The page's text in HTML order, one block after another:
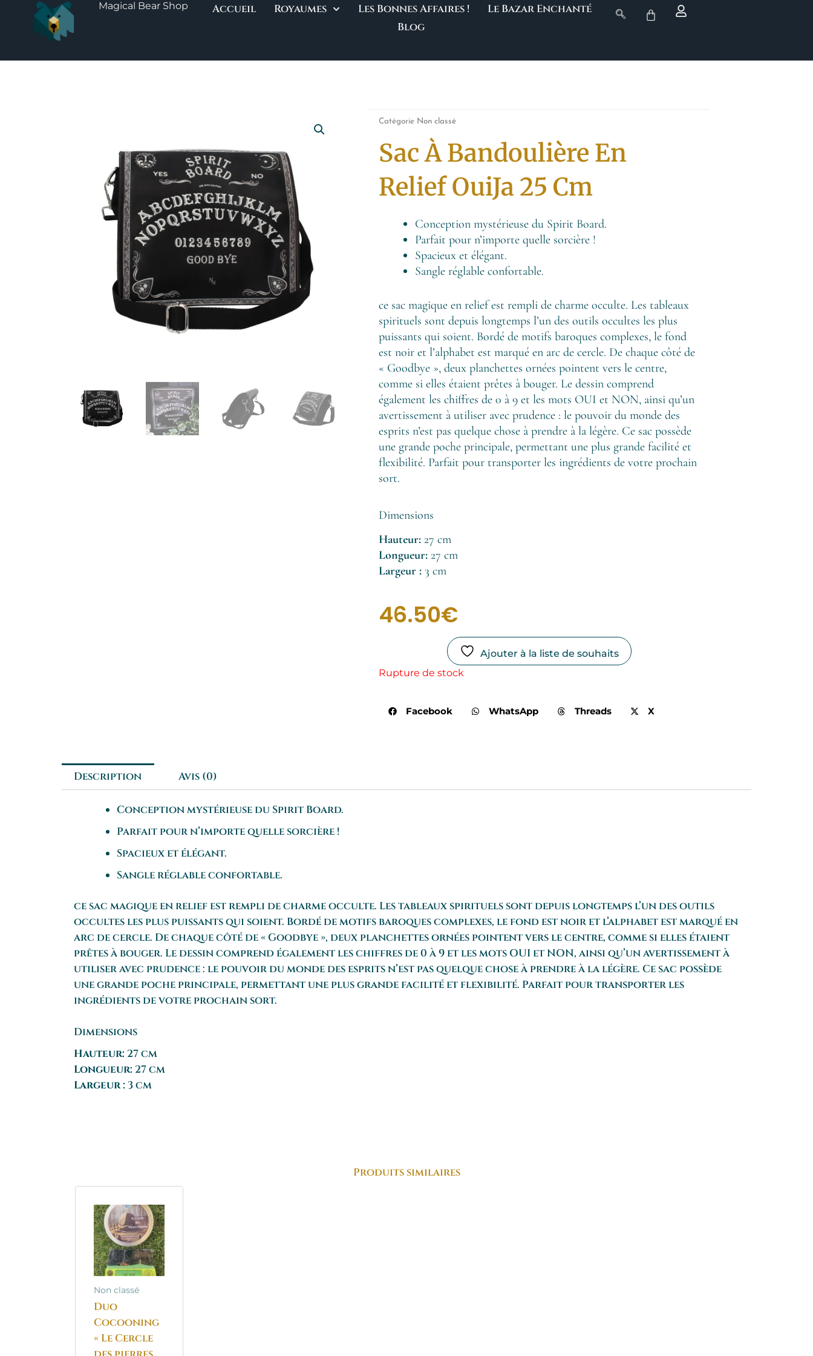
Magical Bear Shop Accueil Royaumes Les Bonnes Affaires !
Le Bazar Enchanté
Blog
Catégorie Non classé
Sac À Bandoulière En
Relief OuiJa 25 Cm
Conception mystérieuse du Spirit Board.
Parfait pour n’importe quelle sorcière !
Spacieux et élégant.
Sangle réglable confortable.
ce sac magique en relief est rempli de charme occulte. Les tableaux
spirituels sont depuis longtemps l’un des outils occultes les plus
puissants qui soient. Bordé de motifs baroques complexes, le fond
est noir et l’alphabet est marqué en arc de cercle. De chaque côté de
« Goodbye », deux planchettes ornées pointent vers le centre,
comme si elles étaient prêtes à bouger. Le dessin comprend
également les chiffres de 0 à 9 et les mots OUI et NON, ainsi qu’un
avertissement à utiliser avec prudence : le pouvoir du monde des
esprits n’est pas quelque chose à prendre à la légère. Ce sac possède
une grande poche principale, permettant une plus grande facilité et
flexibilité. Parfait pour transporter les ingrédients de votre prochain
sort.
Dimensions
Hauteur:27 cm
Longueur:27 cm
Largeur :3 cm
46.50€
Ajouter à la liste de souhaits
Rupture de stock
Facebook WhatsApp Threads X
Description Avis (0)
Conception mystérieuse du Spirit Board.
Parfait pour n’importe quelle sorcière !
Spacieux et élégant.
Sangle réglable confortable.
ce sac magique en relief est rempli de charme occulte. Les tableaux spirituels sont depuis longtemps l’un des outils
occultes les plus puissants qui soient. Bordé de motifs baroques complexes, le fond est noir et l’alphabet est marqué en
arc de cercle. De chaque côté de « Goodbye », deux planchettes ornées pointent vers le centre, comme si elles étaient
prêtes à bouger. Le dessin comprend également les chiffres de 0 à 9 et les mots OUI et NON, ainsi qu’un avertissement à
utiliser avec prudence : le pouvoir du monde des esprits n’est pas quelque chose à prendre à la légère. Ce sac possède
une grande poche principale, permettant une plus grande facilité et flexibilité. Parfait pour transporter les
ingrédients de votre prochain sort.
Dimensions
Hauteur: 27 cm
Longueur: 27 cm
Largeur : 3 cm
Produits similaires
Non classé
Duo
Cocooning
« Le Cercle